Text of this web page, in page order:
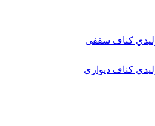
کناف سقفی
کناف دیواری